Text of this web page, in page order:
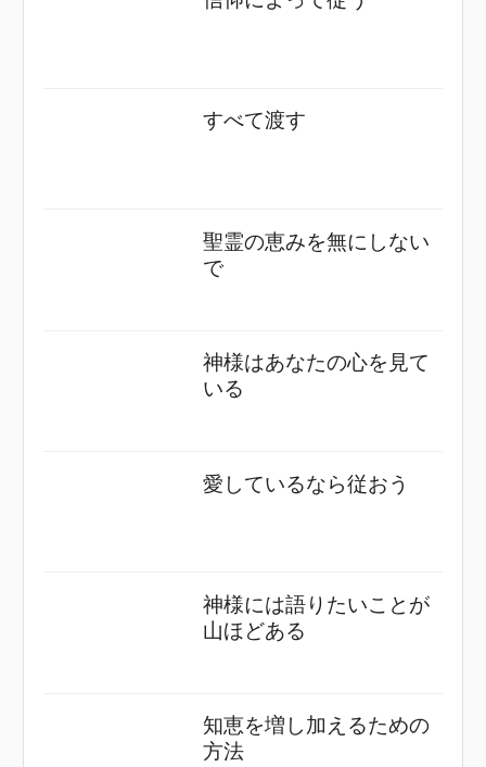
すべて渡す
聖霊の恵みを無にしない
で
神様はあなたの心を見て
いる
愛しているなら従おう
神様には語りたいことが
山ほどある
知恵を増し加えるための
方法